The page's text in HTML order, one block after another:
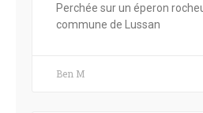
Perchée sur un éperon
commune de Lussan
Ben M